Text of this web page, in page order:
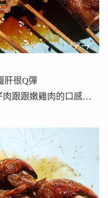
肝很Q彈
肉跟跟嫩雞肉的口感…